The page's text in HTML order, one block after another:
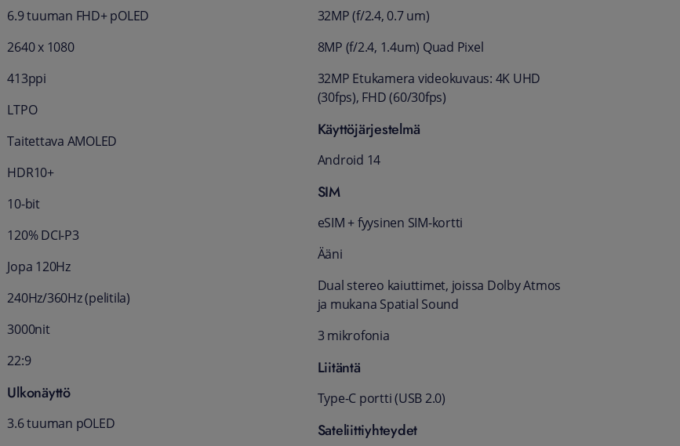
6.9 tuuman FHD+ pOLED
2640 x 1080
413ppi
LTPO
Taitettava AMOLED
HDR10+
10-bit
120% DCI-P3
Jopa 120Hz
240Hz/360Hz (pelitila)
3000nit
22:9
Ulkonäyttö
3.6 tuuman pOLED
32MP (f/2.4, 0.7 um)
8MP (f/2.4, 1.4um) Quad Pixel
32MP Etukamera videokuvaus: 4K UHD
(30fps), FHD (60/30fps)
Käyttöjärjestelmä
Android 14
SIM
eSIM + fyysinen SIM-kortti
Ääni
Dual stereo kaiuttimet, joissa Dolby Atmos
ja mukana Spatial Sound
3 mikrofonia
Liitäntä
Type-C portti (USB 2.0)
Sateliittiyhteydet